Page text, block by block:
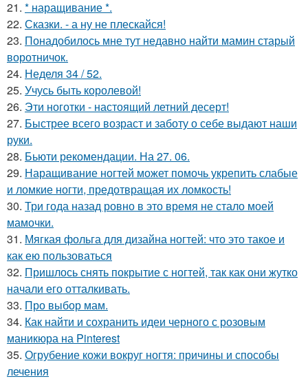
21. * наращивание *.
22. Сказки. - а ну не плескайся!
23. Понадобилось мне тут недавно найти мамин старый
воротничок.
24. Неделя 34 / 52.
25. Учусь быть королевой!
26. Эти ноготки - настоящий летний десерт!
27. Быстрее всего возраст и заботу о себе выдают наши
руки.
28. Бьюти рекомендации. На 27. 06.
29. Наращивание ногтей может помочь укрепить слабые
и ломкие ногти, предотвращая их ломкость!
30. Три года назад ровно в это время не стало моей
мамочки.
31. Мягкая фольга для дизайна ногтей: что это такое и
как ею пользоваться
32. Пришлось снять покрытие с ногтей, так как они жутко
начали его отталкивать.
33. Про выбор мам.
34. Как найти и сохранить идеи черного с розовым
маникюра на Pinterest
35. Огрубение кожи вокруг ногтя: причины и способы
лечения